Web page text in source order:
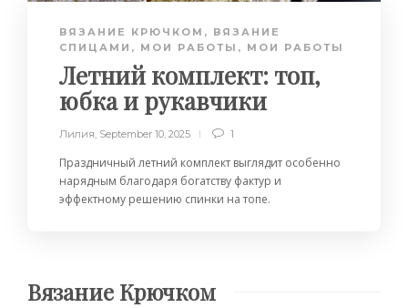
ВЯЗАНИЕ КРЮЧКОМ , ВЯЗАНИЕ
СПИЦАМИ , МОИ РАБОТЫ , МОИ РАБОТЫ
Летний комплект: топ,
юбка и рукавчики
Лилия, September 10, 2025 1
Праздничный летний комплект выглядит особенно
нарядным благодаря богатству фактур и
эффектному решению спинки на топе.
Вязание Крючком